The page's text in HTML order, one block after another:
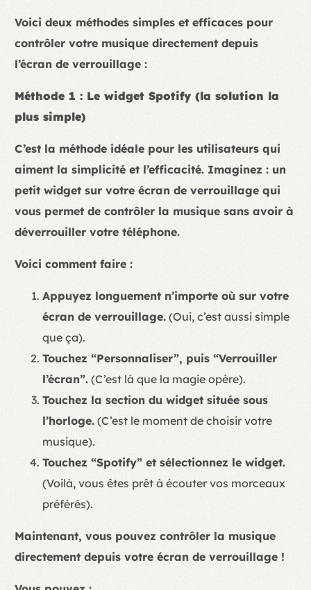
Voici deux méthodes simples et efficaces pour
contrôler votre musique directement depuis
l’écran de verrouillage :
Méthode 1 : Le widget Spotify (la solution la
plus simple)
C’est la méthode idéale pour les utilisateurs qui
aiment la simplicité et l’efficacité. Imaginez : un
petit widget sur votre écran de verrouillage qui
vous permet de contrôler la musique sans avoir à
déverrouiller votre téléphone.
Voici comment faire :
Appuyez longuement n’importe où sur votre
écran de verrouillage. (Oui, c’est aussi simple
que ça).
Touchez “Personnaliser”, puis “Verrouiller
l’écran”. (C’est là que la magie opère).
Touchez la section du widget située sous
l’horloge. (C’est le moment de choisir votre
musique).
Touchez “Spotify” et sélectionnez le widget.
(Voilà, vous êtes prêt à écouter vos morceaux
préférés).
Maintenant, vous pouvez contrôler la musique
directement depuis votre écran de verrouillage !